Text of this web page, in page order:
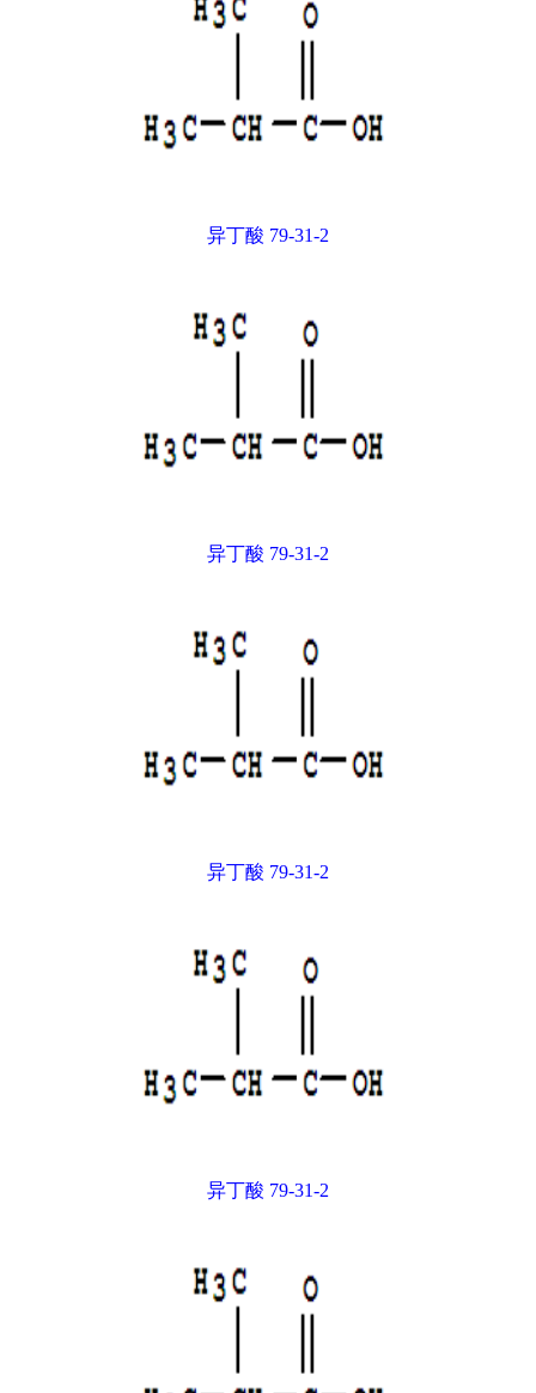
异丁酸 79-31-2
异丁酸 79-31-2
异丁酸 79-31-2
异丁酸 79-31-2